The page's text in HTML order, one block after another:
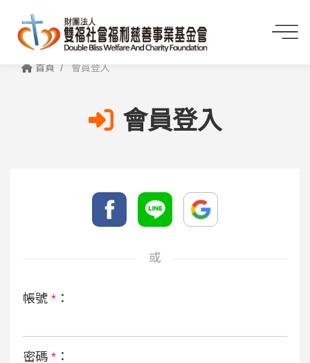
首頁 會員登入
會員登入
或
帳號 * ：
密碼 * ：